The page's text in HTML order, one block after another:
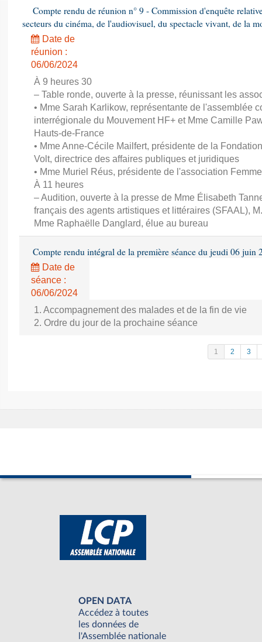
Compte rendu de réunion n° 9 - Commission d'enquête
secteurs du cinéma, de l'audiovisuel, du spectacle vivant, de la
Date de
réunion :
06/06/2024
À 9 heures 30
– Table ronde, ouverte à la presse, réunissant les
• Mme Sarah Karlikow, représentante de l'assemblée
interrégionale du Mouvement HF+ et Mme Camille
Hauts-de-France
• Mme Anne-Cécile Mailfert, présidente de la
Volt, directrice des affaires publiques et juridiques
• Mme Muriel Réus, présidente de l'association
À 11 heures
– Audition, ouverte à la presse de Mme Élisabeth
français des agents artistiques et littéraires (SFAAL),
Mme Raphaëlle Danglard, élue au bureau
Compte rendu intégral de la première séance du jeudi 06 juin
Date de
séance :
06/06/2024
1. Accompagnement des malades et de la fin de vie
2. Ordre du jour de la prochaine séance
1 2 3
OPEN DATA
Accédez à toutes
les données de
l'Assemblée nationale